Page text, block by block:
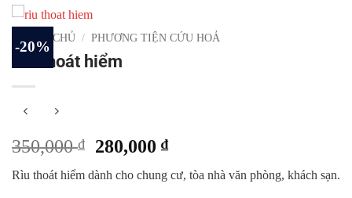
-20%
TRANG CHỦ / PHƯƠNG TIỆN CỨU HOẢ
Rìu thoát hiểm
350,000₫
Giá
gốc
là:
280,000₫Giá
hiện
tại
Rìu thoát hiểm dành cho chung cư, tòa nhà văn phòng, khách sạn.